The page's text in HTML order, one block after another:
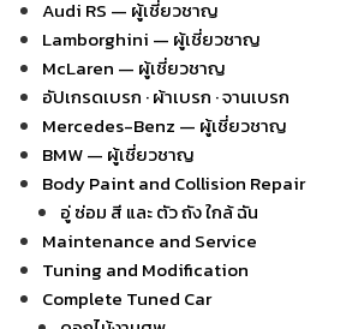
Audi RS — ผู้เชี่ยวชาญ
Lamborghini — ผู้เชี่ยวชาญ
McLaren — ผู้เชี่ยวชาญ
อัปเกรดเบรก · ผ้าเบรก · จานเบรก
Mercedes-Benz — ผู้เชี่ยวชาญ
BMW — ผู้เชี่ยวชาญ
Body Paint and Collision Repair
อู่ ซ่อม สี และ ตัว ถัง ใกล้ ฉัน
Maintenance and Service
Tuning and Modification
Complete Tuned Car